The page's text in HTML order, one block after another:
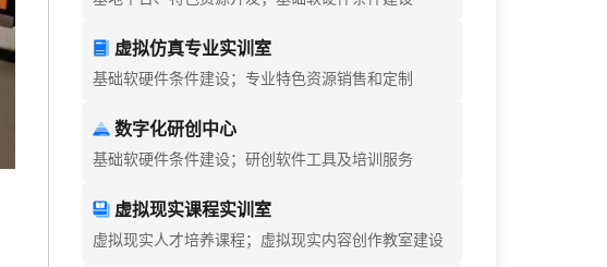
虚拟仿真专业实训室
基础软硬件条件建设；专业特色资源销售和定制
数字化研创中心
基础软硬件条件建设；研创软件工具及培训服务
虚拟现实课程实训室
虚拟现实人才培养课程；虚拟现实内容创作教室建设